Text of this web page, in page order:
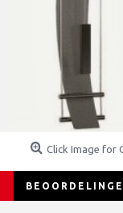
Click Image for